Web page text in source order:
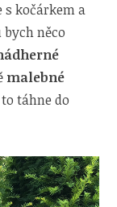
s kočárkem a
bych něco
malebné
táhne do